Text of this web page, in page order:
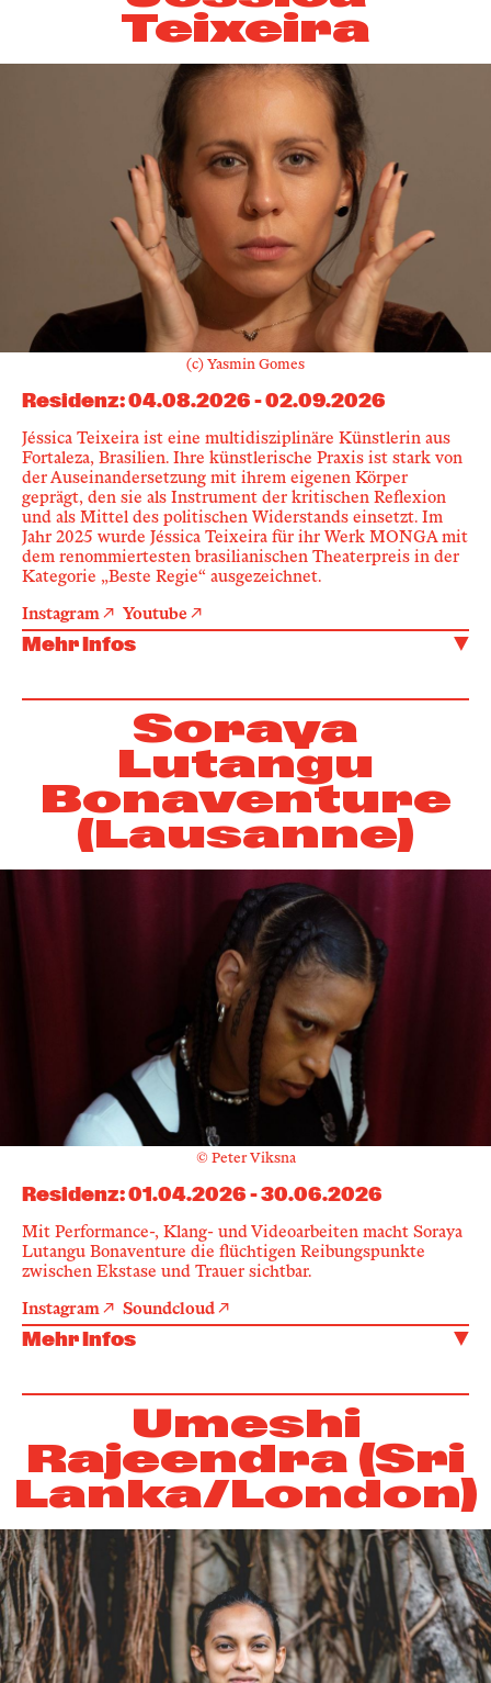
Teixeira
(c) Yasmin Gomes
Residenz:04.08.2026-02.09.2026
Jéssica Teixeira ist eine multidisziplinäre Künstlerin aus
Fortaleza, Brasilien. Ihre künstlerische Praxis ist stark von
der Auseinandersetzung mit ihrem eigenen Körper
geprägt, den sie als Instrument der kritischen Reflexion
und als Mittel des politischen Widerstands einsetzt. Im
Jahr 2025 wurde Jéssica Teixeira für ihr Werk MONGA mit
dem renommiertesten brasilianischen Theaterpreis in der
Kategorie „Beste Regie“ ausgezeichnet.
Instagram Youtube
Mehr Infos
Soraya
Lutangu
Bonaventure
(Lausanne)
© Peter Viksna
Residenz:01.04.2026-30.06.2026
Mit Performance-, Klang- und Videoarbeiten macht Soraya
Lutangu Bonaventure die flüchtigen Reibungspunkte
zwischen Ekstase und Trauer sichtbar.
Instagram Soundcloud
Mehr Infos
Umeshi
Rajeendra (Sri
Lanka/London)